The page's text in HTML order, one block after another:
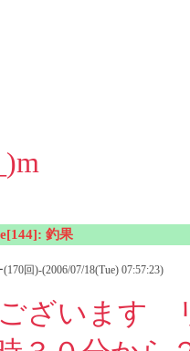
釣果
回)-(2006/07/18(Tue) 07:57:23)
ざいます